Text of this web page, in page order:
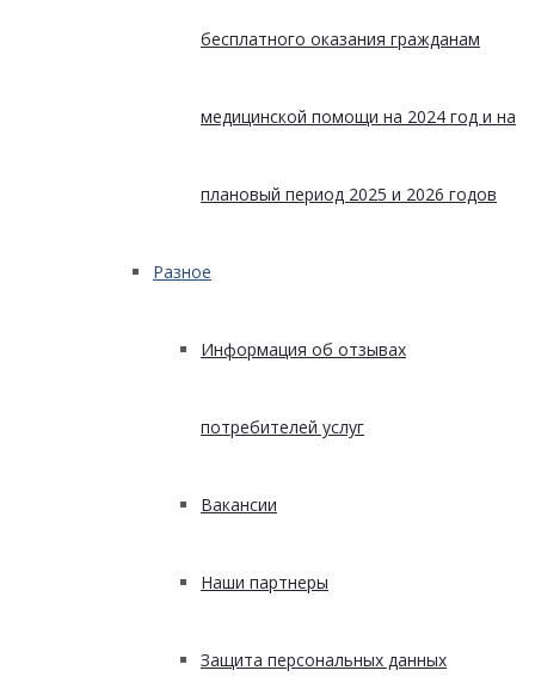
бесплатного оказания гражданам
медицинской помощи на 2024 год и на
плановый период 2025 и 2026 годов
Разное
Информация об отзывах
потребителей услуг
Вакансии
Наши партнеры
Защита персональных данных